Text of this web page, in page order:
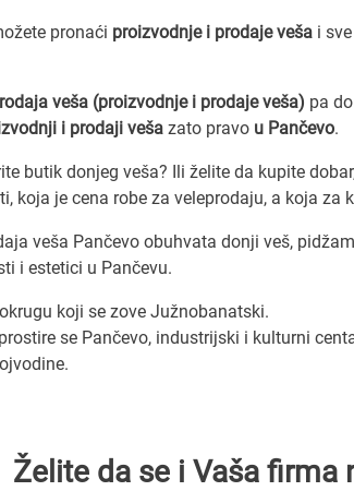
pronaći proizvodnje i prodaje veša i
veša (proizvodnje i prodaje veša) pa
i prodaji veša zato pravo u Pančevo.
butik donjeg veša? Ili želite da kupite
koja je cena robe za veleprodaju, a koja za
veša Pančevo obuhvata donji veš,
i estetici u Pančevu.
koji se zove Južnobanatski.
se Pančevo, industrijski i kulturni
Želite da se i Vaša firma